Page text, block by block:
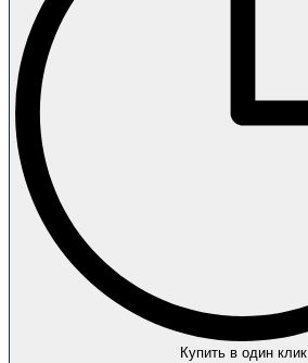
Купить в один клик